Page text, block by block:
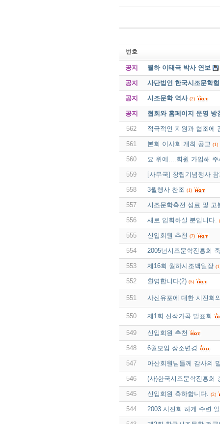
번호
공지 월하 이태극 박사 연보
공지 사단법인 한국시조문학
공지 시조문학 역사 (2)
공지 협회와 홈페이지 운영 방
562 적극적인 지원과 협조에
561 본회 이사회 개최 공고 (1)
560 요 위에....회원 가입해 주
559 [사무국] 창립기념행사
558 3월행사 찬조 (1)
557 시조문학축전 성료 및 고
556 새로 입회하실 분입니다.
555 신입회원 추천 (7)
554 2005년시조문학진흥회
553 제16회 월하시조백일장
552 환영합니다(2) (5)
551 사신유포에 대한 시진회
550 제1회 신작가곡 발표회
549 신입회원 추천
548 6월모임 장소변경
547 아산회원님들께 감사의
546 (사)한국시조문학진흥회
545 신입회원 축하합니다. (2)
544 2003 시진회 하계 수련